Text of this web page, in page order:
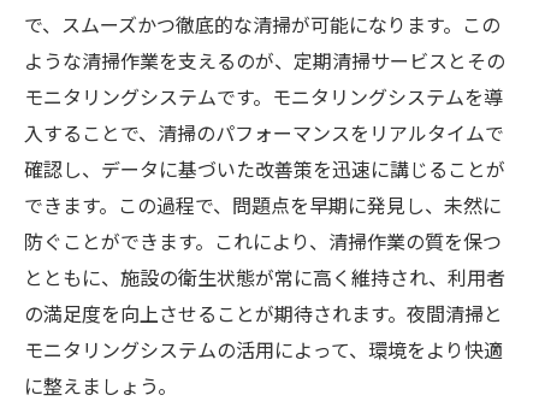
で、スムーズかつ徹底的な清掃が可能になります。この
ような清掃作業を支えるのが、定期清掃サービスとその
モニタリングシステムです。モニタリングシステムを導
入することで、清掃のパフォーマンスをリアルタイムで
確認し、データに基づいた改善策を迅速に講じることが
できます。この過程で、問題点を早期に発見し、未然に
防ぐことができます。これにより、清掃作業の質を保つ
とともに、施設の衛生状態が常に高く維持され、利用者
の満足度を向上させることが期待されます。夜間清掃と
モニタリングシステムの活用によって、環境をより快適
に整えましょう。